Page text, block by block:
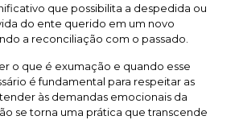
que possibilita a despedida ou
do ente querido em um novo
a reconciliação com o passado.
o que é exumação e quando esse
é fundamental para respeitar as
às demandas emocionais da
se torna uma prática que transcende